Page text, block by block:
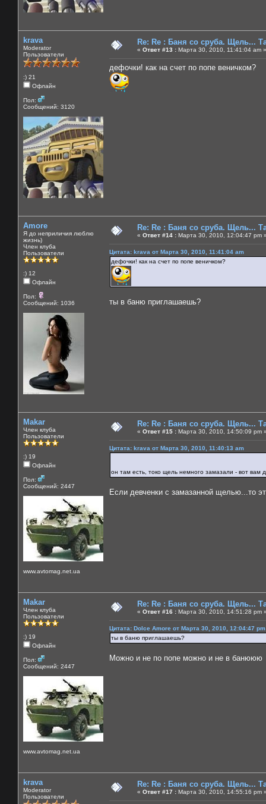
krava
Moderator
Пользователи
:) 21
Офлайн
Пол:
Сообщений: 3120
Re: Re : Баня со сруба. Щель...
« Ответ #13 : Марта 30, 2010, 11:41:04 am »
дефочки! как на счет по попе веничком?
Amore
Я до неприличия люблю
жизнь)
Член клуба
Пользователи
:) 12
Офлайн
Пол:
Сообщений: 1036
Re: Re : Баня со сруба. Щель...
« Ответ #14 : Марта 30, 2010, 12:04:47 pm
Цитата: krava от Марта 30, 2010, 11:41:04 am
дефочки! как на счет по попе веничком?
ты в баню приглашаешь?
Makar
Член клуба
Пользователи
:) 19
Офлайн
Пол:
Сообщений: 2447
www.avtomag.net.ua
Re: Re : Баня со сруба. Щель...
« Ответ #15 : Марта 30, 2010, 14:50:09 pm
Цитата: krava от Марта 30, 2010, 11:40:13 am
он там есть, токо щель немного замазали - вот
Если девченки с замазанной щелью...то
Makar
Член клуба
Пользователи
:) 19
Офлайн
Пол:
Сообщений: 2447
www.avtomag.net.ua
Re: Re : Баня со сруба. Щель...
« Ответ #16 : Марта 30, 2010, 14:51:28 pm
Цитата: Dolce Amore от Марта 30, 2010, 12:04:47 pm
ты в баню приглашаешь?
Можно и не по попе можно и не в банююю
krava
Moderator
Пользователи
Re: Re : Баня со сруба. Щель...
« Ответ #17 : Марта 30, 2010, 14:55:16 pm